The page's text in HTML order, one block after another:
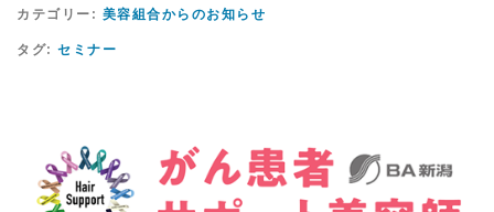
カテゴリー: 美容組合からのお知らせ
タグ: セミナー